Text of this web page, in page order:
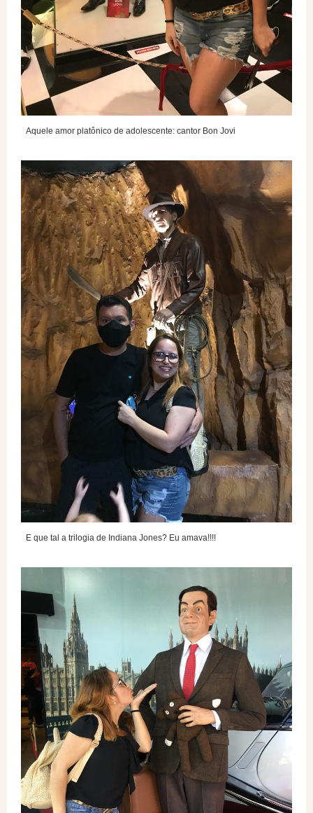
Aquele amor platônico de adolescente: cantor Bon Jovi
E que tal a trilogia de Indiana Jones? Eu amava!!!!